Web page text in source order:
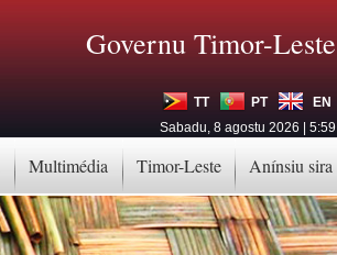
Multimédia Timor-Leste Anínsiu sira
Governu Timor-Leste
TT PT
EN
Sabadu, 8 agostu 2026 | 5:59